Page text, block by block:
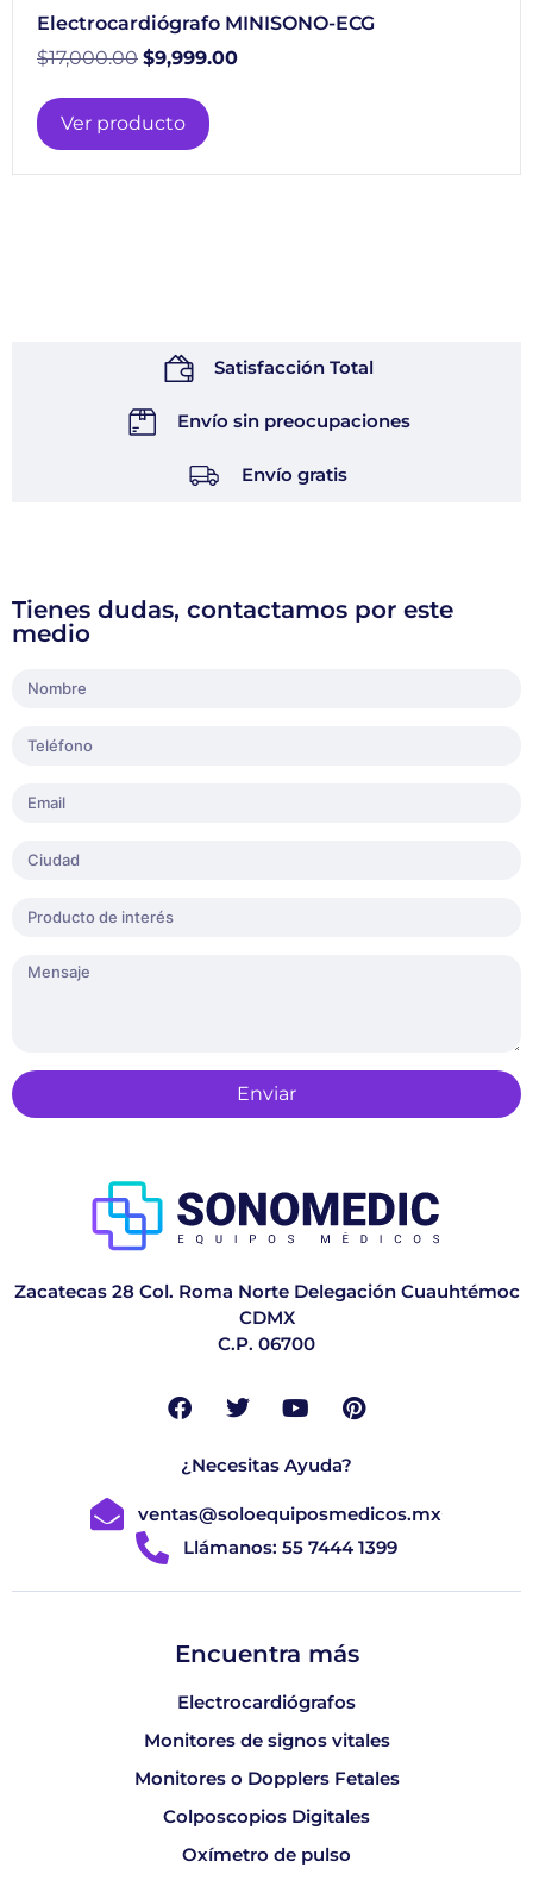
Electrocardiógrafo MINISONO-ECG
$17,000.00 $9,999.00
Ver producto
Satisfacción Total
Envío sin preocupaciones
Envío gratis
Tienes dudas, contactamos por este
medio
Enviar
Zacatecas 28 Col. Roma Norte Delegación Cuauhtémoc
CDMX
C.P. 06700
¿Necesitas Ayuda?
ventas@soloequiposmedicos.mx
Llámanos: 55 7444 1399
Encuentra más
Electrocardiógrafos
Monitores de signos vitales
Monitores o Dopplers Fetales
Colposcopios Digitales
Oxímetro de pulso